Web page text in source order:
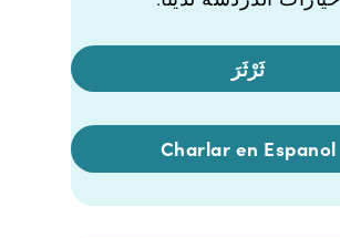
ثَرْثَرَ
Charlar en Espanol